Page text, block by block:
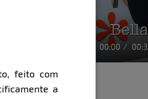
00:00
feito com
a